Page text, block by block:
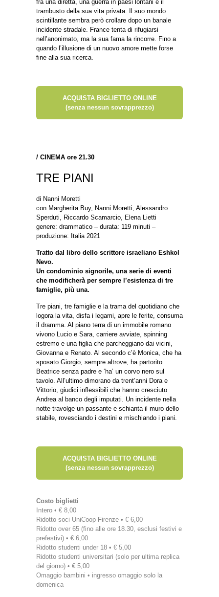
fra una diretta, una guerra in paesi lontani e il
trambusto della sua vita privata. Il suo mondo
scintillante sembra però crollare dopo un banale
incidente stradale. France tenta di rifugiarsi
nell’anonimato, ma la sua fama la rincorre. Fino a
quando l’illusione di un nuovo amore mette forse
fine alla sua ricerca.
ACQUISTA BIGLIETTO ONLINE
(senza nessun sovrapprezzo)
/ CINEMA ore 21.30
TRE PIANI
di Nanni Moretti
con Margherita Buy, Nanni Moretti, Alessandro
Sperduti, Riccardo Scamarcio, Elena Lietti
genere: drammatico – durata: 119 minuti –
produzione: Italia 2021
Tratto dal libro dello scrittore israeliano Eshkol
Nevo.
Un condominio signorile, una serie di eventi
che modificherà per sempre l’esistenza di tre
famiglie, più una.
Tre piani, tre famiglie e la trama del quotidiano che
logora la vita, disfa i legami, apre le ferite, consuma
il dramma. Al piano terra di un immobile romano
vivono Lucio e Sara, carriere avviate, spinning
estremo e una figlia che parcheggiano dai vicini,
Giovanna e Renato. Al secondo c’è Monica, che ha
sposato Giorgio, sempre altrove, ha partorito
Beatrice senza padre e ‘ha’ un corvo nero sul
tavolo. All’ultimo dimorano da trent’anni Dora e
Vittorio, giudici inflessibili che hanno cresciuto
Andrea al banco degli imputati. Un incidente nella
notte travolge un passante e schianta il muro dello
stabile, rovesciando i destini e mischiando i piani.
ACQUISTA BIGLIETTO ONLINE
(senza nessun sovrapprezzo)
Costo biglietti
Intero • € 8,00
Ridotto soci UniCoop Firenze • € 6,00
Ridotto over 65 (fino alle ore 18.30, esclusi festivi e
prefestivi) • € 6,00
Ridotto studenti under 18 • € 5,00
Ridotto studenti universitari (solo per ultima replica
del giorno) • € 5,00
Omaggio bambini • ingresso omaggio solo la
domenica